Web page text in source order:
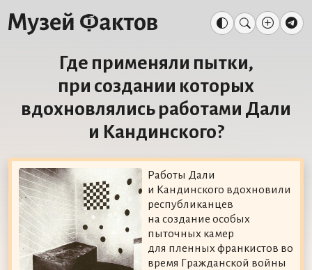
Где применяли пытки,
при создании которых
вдохновлялись работами Дали
и Кандинского?
Работы Дали
и Кандинского вдохновили
республиканцев
на создание особых
пыточных камер
для пленных франкистов во
время Гражданской войны